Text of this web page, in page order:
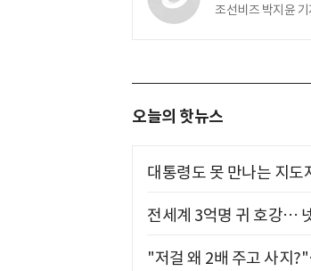
조선비즈 박지윤
오늘의 핫뉴스
대통령도 못 만나는 지
전세계 3억명 귀 호강…
"저걸 왜 2배 주고 사지